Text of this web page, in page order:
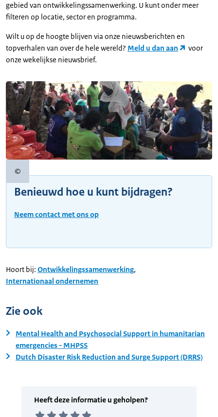
gebied van ontwikkelingssamenwerking. U kunt onder meer
filteren op locatie, sector en programma.
Wilt u op de hoogte blijven via onze nieuwsberichten en
topverhalen van over de hele wereld? Meld u dan aan
voor
onze wekelijkse nieuwsbrief.
©Copyrightinformatie
Benieuwd hoe u kunt bijdragen?
Neem contact met ons op
Hoort bij: Ontwikkelingssamenwerking,
Internationaal ondernemen
Zie ook
Mental Health and Psychosocial Support in humanitarian
emergencies - MHPSS
Dutch Disaster Risk Reduction and Surge Support (DRRS)